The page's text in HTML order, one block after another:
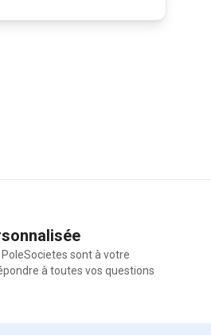
PoleSocietes sont à votre
à toutes vos questions